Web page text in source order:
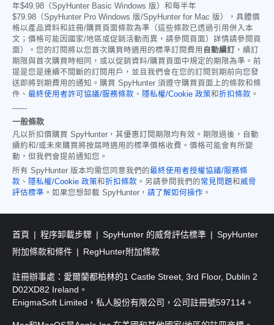
年$49.98 （SpyHunter Basic Windows 版）和每半年
$79.98 （SpyHunter Pro Windows 版/SpyHunter for Mac 版），具體價
格以產品資料和註冊/購買頁面條款為準（這些條款已透過引用併入本
文；價格可能因國家/地區或促銷活動而異，請參閱頁面）詳情請參閱頁
面）。您的訂閱將以您首次購買時適用的標準訂閱費用 自動續訂 ，續訂
期限與首次購買時相同，或以促銷資料/購買頁面中規定的期限為準。前
提是您是連續不間斷的訂閱用戶，並且我們會在您的訂閱到期前向您發
送即將到期費用的通知。購買 SpyHunter 須遵守購買頁面上的條款和條
件、 最終使用者許可協議/服務條款 、 隱私權/Cookie 政策和折扣條款 。
------
一般條款
凡以折扣價購買 SpyHunter，其優惠訂閱期限均有效。期限過後，自動
續約和/或未來購買將按屆時適用的標準價格收費。價格可能會有所變
動，但我們會提前通知您。
所有 SpyHunter 版本均需您同意我們的最終使用者授權協議/服務條
款 、 隱私權/Cookie 政策和折扣條款 。另請參閱我們的常見問題和威脅
評估標準 。如果您想卸載 SpyHunter， 請了解如何操作 。
首頁 程序卸載步驟 SpyHunter 的威脅評估標準
SpyHunter
附加條款和條件
RegHunter附加條款
註冊辦事處：愛爾蘭都柏林的1 Castle Street, 3rd Floor, Dublin 2
D02XD82 Ireland。
EnigmaSoft Limited，私人股份有限公司，公司註冊號597114。